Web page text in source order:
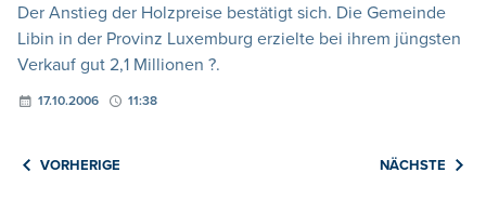
Der Anstieg der Holzpreise bestätigt sich. Die Gemeinde
Libin in der Provinz Luxemburg erzielte bei ihrem jüngsten
Verkauf gut 2,1 Millionen ?.
17.10.2006 11:38
VORHERIGE NÄCHSTE